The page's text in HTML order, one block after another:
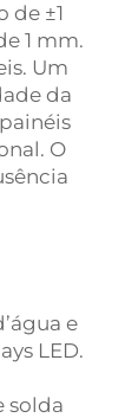
de ±1
1 mm.
Um
da
O
e
LED.
solda